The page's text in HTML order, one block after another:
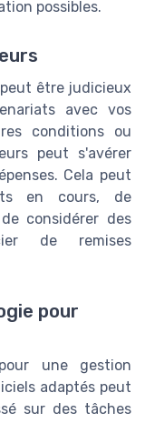
possibles.
être judicieux
avec vos
conditions ou
peut s'avérer
Cela peut
en cours, de
considérer des
de remises
pour
une gestion
adaptés peut
sur des tâches